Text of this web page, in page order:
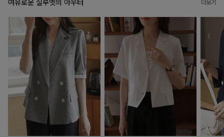
여유로운 실루엣의 아우터 더보기